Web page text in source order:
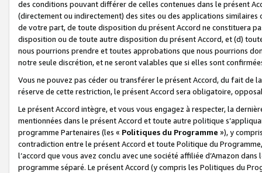
des conditions pouvant différer de celles contenues dans le présent
(directement ou indirectement) des sites ou des applications
de votre part, de toute disposition du présent Accord ne constituera
disposition ou de toute autre disposition du présent Accord, et (d)
nous pourrions prendre et toutes approbations que nous pourrions
notre seule discrétion, et ne seront valables que si elles sont
Vous ne pouvez pas céder ou transférer le présent Accord, du fait de
réserve de cette restriction, le présent Accord sera obligatoire,
Le présent Accord intègre, et vous vous engagez à respecter, la
mentionnées dans le présent Accord et toute autre politique
programme Partenaires (les « Politiques du Programme »), y
contradiction entre le présent Accord et toute Politique du
l’accord que vous avez conclu avec une société affiliée d’Amazon
programme séparé. Le présent Accord (y compris les Politiques du